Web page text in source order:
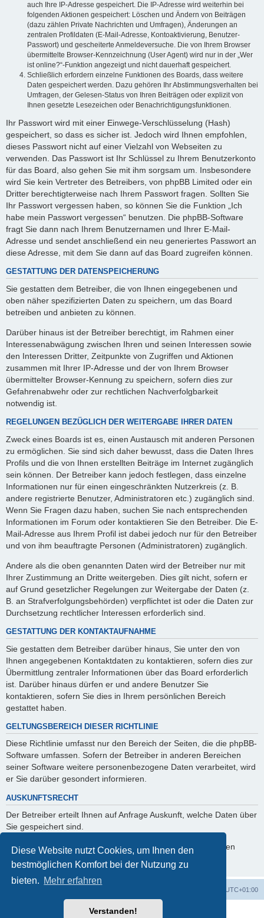
Diese Website nutzt Cookies, um Ihnen den
bestmöglichen Komfort bei der Nutzung zu
bieten. Mehr erfahren
Verstanden!
auch Ihre IP-Adresse gespeichert. Die IP-Adresse wird weiterhin bei
folgenden Aktionen gespeichert: Löschen und Ändern von Beiträgen
(dazu zählen Private Nachrichten und Umfragen), Änderungen an
zentralen Profildaten (E-Mail-Adresse, Kontoaktivierung, Benutzer-
Passwort) und gescheiterte Anmeldeversuche. Die von Ihrem Browser
übermittelte Browser-Kennzeichnung (User Agent) wird nur in der „Wer
ist online?“-Funktion angezeigt und nicht dauerhaft gespeichert.
Schließlich erfordern einzelne Funktionen des Boards, dass weitere
Daten gespeichert werden. Dazu gehören Ihr Abstimmungsverhalten bei
Umfragen, der Gelesen-Status von Ihren Beiträgen oder explizit von
Ihnen gesetzte Lesezeichen oder Benachrichtigungsfunktionen.
Ihr Passwort wird mit einer Einwege-Verschlüsselung (Hash)
gespeichert, so dass es sicher ist. Jedoch wird Ihnen empfohlen,
dieses Passwort nicht auf einer Vielzahl von Webseiten zu
verwenden. Das Passwort ist Ihr Schlüssel zu Ihrem Benutzerkonto
für das Board, also gehen Sie mit ihm sorgsam um. Insbesondere
wird Sie kein Vertreter des Betreibers, von phpBB Limited oder ein
Dritter berechtigterweise nach Ihrem Passwort fragen. Sollten Sie
Ihr Passwort vergessen haben, so können Sie die Funktion „Ich
habe mein Passwort vergessen“ benutzen. Die phpBB-Software
fragt Sie dann nach Ihrem Benutzernamen und Ihrer E-Mail-
Adresse und sendet anschließend ein neu generiertes Passwort an
diese Adresse, mit dem Sie dann auf das Board zugreifen können.
GESTATTUNG DER DATENSPEICHERUNG
Sie gestatten dem Betreiber, die von Ihnen eingegebenen und
oben näher spezifizierten Daten zu speichern, um das Board
betreiben und anbieten zu können.
Darüber hinaus ist der Betreiber berechtigt, im Rahmen einer
Interessenabwägung zwischen Ihren und seinen Interessen sowie
den Interessen Dritter, Zeitpunkte von Zugriffen und Aktionen
zusammen mit Ihrer IP-Adresse und der von Ihrem Browser
übermittelter Browser-Kennung zu speichern, sofern dies zur
Gefahrenabwehr oder zur rechtlichen Nachverfolgbarkeit
notwendig ist.
REGELUNGEN BEZÜGLICH DER WEITERGABE IHRER DATEN
Zweck eines Boards ist es, einen Austausch mit anderen Personen
zu ermöglichen. Sie sind sich daher bewusst, dass die Daten Ihres
Profils und die von Ihnen erstellten Beiträge im Internet zugänglich
sein können. Der Betreiber kann jedoch festlegen, dass einzelne
Informationen nur für einen eingeschränkten Nutzerkreis (z. B.
andere registrierte Benutzer, Administratoren etc.) zugänglich sind.
Wenn Sie Fragen dazu haben, suchen Sie nach entsprechenden
Informationen im Forum oder kontaktieren Sie den Betreiber. Die E-
Mail-Adresse aus Ihrem Profil ist dabei jedoch nur für den Betreiber
und von ihm beauftragte Personen (Administratoren) zugänglich.
Andere als die oben genannten Daten wird der Betreiber nur mit
Ihrer Zustimmung an Dritte weitergeben. Dies gilt nicht, sofern er
auf Grund gesetzlicher Regelungen zur Weitergabe der Daten (z.
B. an Strafverfolgungsbehörden) verpflichtet ist oder die Daten zur
Durchsetzung rechtlicher Interessen erforderlich sind.
GESTATTUNG DER KONTAKTAUFNAHME
Sie gestatten dem Betreiber darüber hinaus, Sie unter den von
Ihnen angegebenen Kontaktdaten zu kontaktieren, sofern dies zur
Übermittlung zentraler Informationen über das Board erforderlich
ist. Darüber hinaus dürfen er und andere Benutzer Sie
kontaktieren, sofern Sie dies in Ihrem persönlichen Bereich
gestattet haben.
GELTUNGSBEREICH DIESER RICHTLINIE
Diese Richtlinie umfasst nur den Bereich der Seiten, die die phpBB-
Software umfassen. Sofern der Betreiber in anderen Bereichen
seiner Software weitere personenbezogene Daten verarbeitet, wird
er Sie darüber gesondert informieren.
AUSKUNFTSRECHT
Der Betreiber erteilt Ihnen auf Anfrage Auskunft, welche Daten über
Sie gespeichert sind.
Sie können jederzeit die Löschung bzw. Sperrung Ihrer Daten
verlangen. Kontaktieren Sie hierzu bitte den Betreiber.
UTC+01:00
Powered byphpBB® Forum Software © phpBB Limited